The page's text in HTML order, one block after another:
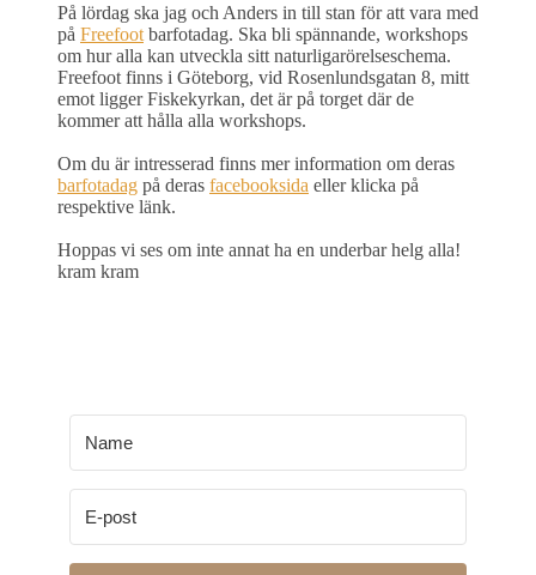
På lördag ska jag och Anders in till stan för att vara med
på Freefoot barfotadag. Ska bli spännande, workshops
om hur alla kan utveckla sitt naturligarörelseschema.
Freefoot finns i Göteborg, vid Rosenlundsgatan 8, mitt
emot ligger Fiskekyrkan, det är på torget där de
kommer att hålla alla workshops.
Om du är intresserad finns mer information om deras
barfotadag på deras facebooksida eller klicka på
respektive länk.
Hoppas vi ses om inte annat ha en underbar helg alla!
kram kram